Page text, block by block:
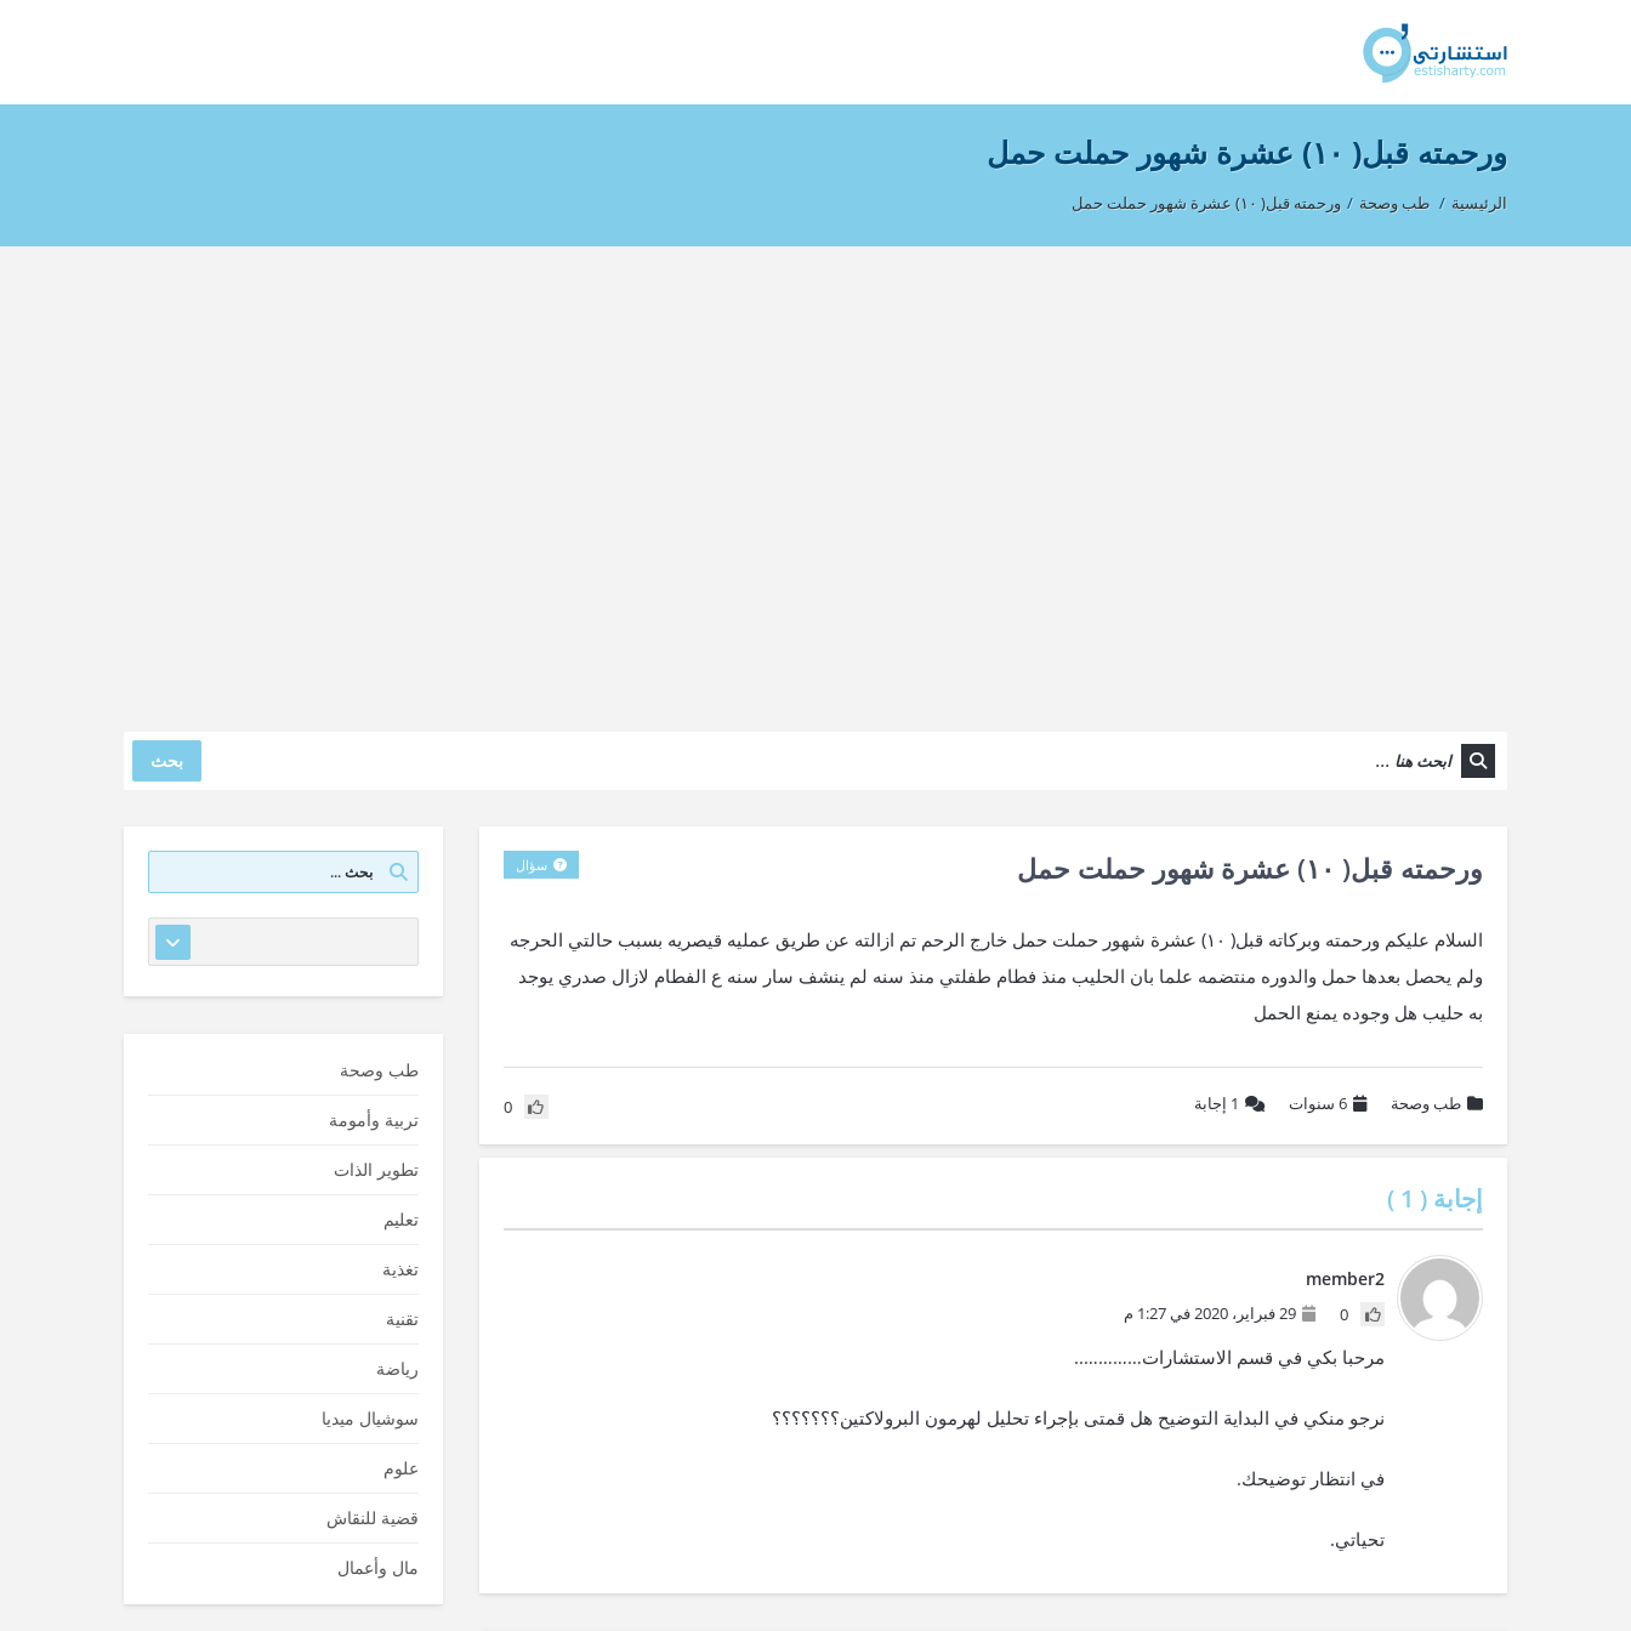
ورحمته قبل( ١٠) عشرة شهور حملت حمل
الرئيسية / طب وصحة / ورحمته قبل( ١٠) عشرة شهور حملت حمل
بحث
ورحمته قبل( ١٠) عشرة شهور حملت حمل سؤال
السلام عليكم ورحمته وبركاته قبل( ١٠) عشرة شهور حملت حمل خارج الرحم تم ازالته عن طريق عمليه قيصريه بسبب حالتي الحرجه
ولم يحصل بعدها حمل والدوره منتضمه علما بان الحليب منذ فطام طفلتي منذ سنه لم ينشف سار سنه ع الفطام لازال صدري يوجد
به حليب هل وجوده يمنع الحمل
طب وصحة 6 سنوات 1 إجابة 0
إجابة ( 1
)
member2
0 29 فبراير، 2020 في 1:27 م
مرحبا بكي في قسم الاستشارات…………..
نرجو منكي في البداية التوضيح هل قمتى بإجراء تحليل لهرمون البرولاكتين؟؟؟؟؟؟؟
في انتظار توضيحك.
تحياتي.
طب وصحة
تربية وأمومة
تطوير الذات
تعليم
تغذية
تقنية
رياضة
سوشيال ميديا
علوم
قضية للنقاش
مال وأعمال